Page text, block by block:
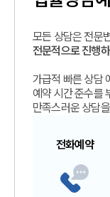
모든 상담은 전문
전문적으로 진행
가급적 빠른 상담
예약 시간 준수를
만족스러운 상담
전화예약